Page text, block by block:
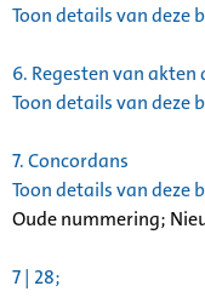
Toon details van deze
6. Regesten van akten
Toon details van deze
7.Concordans
Toon details van deze
Oude nummering;
7 | 28;